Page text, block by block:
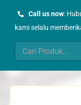
Call us now:
kami selalu
Search
for: